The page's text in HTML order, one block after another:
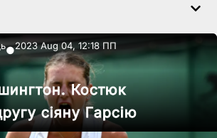
●2023 Aug 04, 12:18 ПП
Костюк
сіяну Гарсію